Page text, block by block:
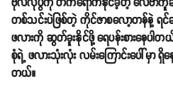
တစ်သင်းပဲဖြစ်တဲ့ ကိုင်ဇာစလော့တန်နဲ့ ရင်ဆို
ဖလားကို ဆွတ်ခူးနိုင်ဖို့ ရေပန်းစားနေပ
စုံရဲ့ ဖလားသုံးလုံး လမ်းကြောင်းပေါ်မှာ
တယ်။